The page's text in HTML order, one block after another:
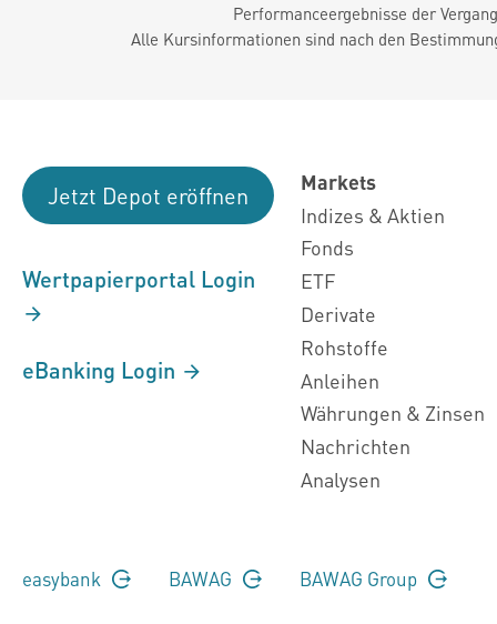
Performanceergebnisse der
Alle Kursinformationen sind nach den
Jetzt Depot eröffnen
Wertpapierportal Login
eBanking Login
Markets
Indizes & Aktien
Fonds
ETF
Derivate
Rohstoffe
Anleihen
Währungen & Zinsen
Nachrichten
Analysen
easybank BAWAG BAWAG Group